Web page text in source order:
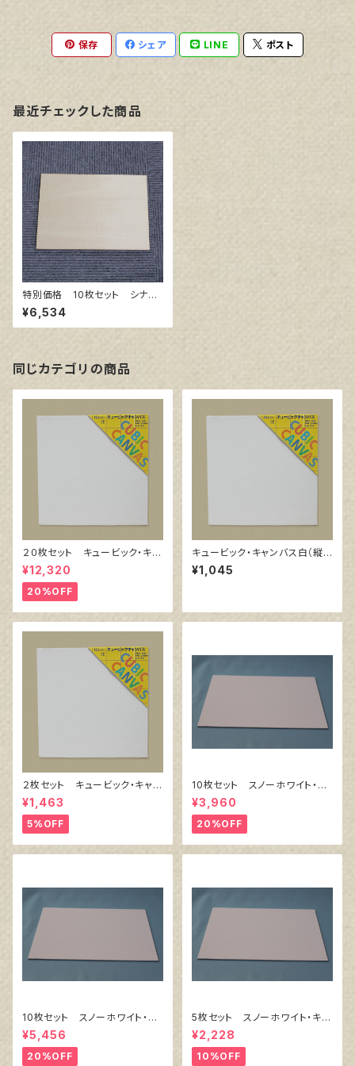
保存 シェア LINE ポスト
最近チェックした商品
特別価格 10枚セット シナパ
ネル F0 180㎜×140㎜
¥6,534
同じカテゴリの商品
２０枚セット キュービック・キャ
ンバス白（縦200㎜×横200㎜×
厚38㎜）
¥12,320
20%OFF
キュービック・キャンバス白（縦3
00㎜×横300㎜×厚38㎜）
¥1,045
２枚セット キュービック・キャン
バス白（縦200㎜×横200㎜×厚
38㎜）
¥1,463
5%OFF
10枚セット スノーホワイト・キ
ャンバスボード F4 サイズ
333㎜x242㎜
¥3,960
20%OFF
10枚セット スノーホワイト・キ
ャンバスボード F6 サイズ
410㎜x318㎜
¥5,456
20%OFF
5枚セット スノーホワイト・キャ
ンバスボード F4 サイズ 3
33㎜x242㎜
¥2,228
10%OFF